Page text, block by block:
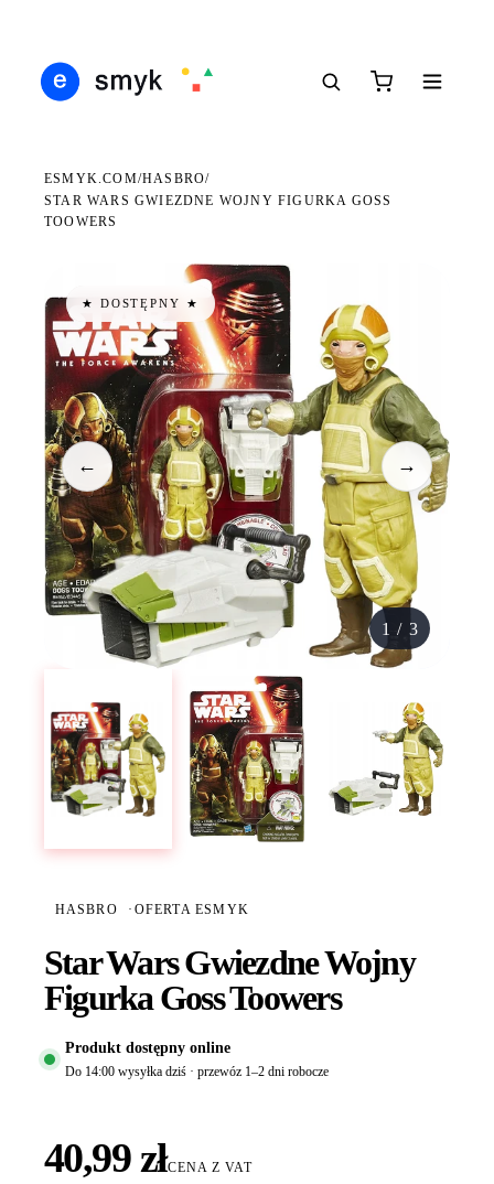
ESMYK.COM/HASBRO/
STAR WARS GWIEZDNE WOJNY FIGURKA GOSS
TOOWERS
★ DOSTĘPNY ★
← →
1 / 3
HASBRO · OFERTA ESMYK
Star Wars Gwiezdne Wojny
Figurka Goss Toowers
Produkt dostępny online
Do 14:00 wysyłka dziś · przewóz 1–2 dni robocze
40,99 złCENA Z VAT